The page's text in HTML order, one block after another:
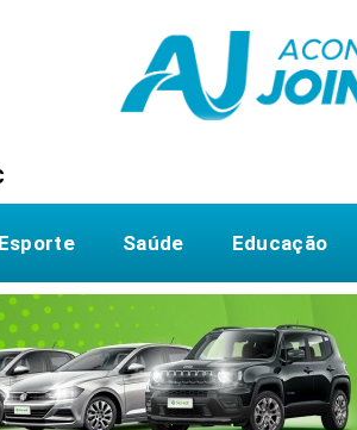
Esporte Saúde Educação